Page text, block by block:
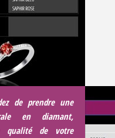
de prendre une
en diamant,
qualité de votre